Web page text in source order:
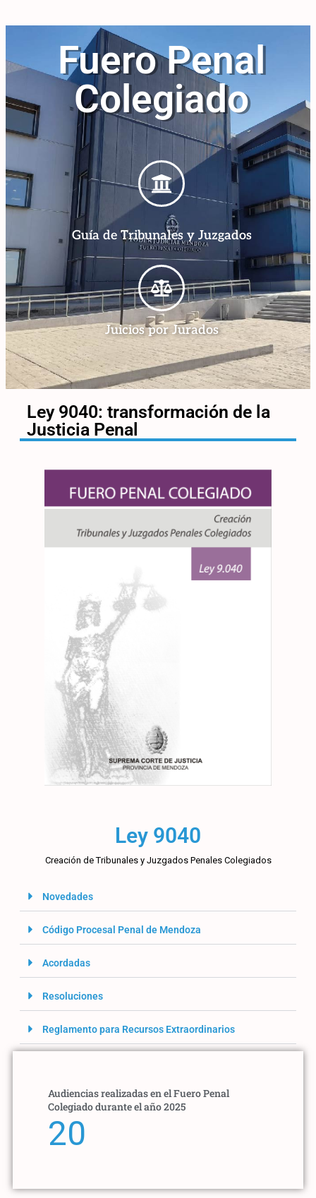
Fuero Penal
Colegiado
Guía de Tribunales y Juzgados
Juicios por Jurados
Ley 9040: transformación de la
Justicia Penal
Ley 9040
Creación de Tribunales y Juzgados Penales Colegiados
Novedades
Código Procesal Penal de Mendoza
Acordadas
Resoluciones
Reglamento para Recursos Extraordinarios
Audiencias realizadas en el Fuero Penal
Colegiado durante el año 2025
20